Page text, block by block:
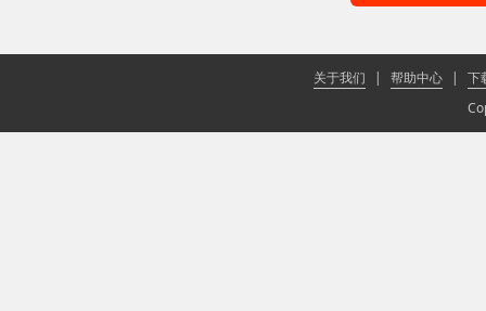
关于我们 | 帮助中心 |
下